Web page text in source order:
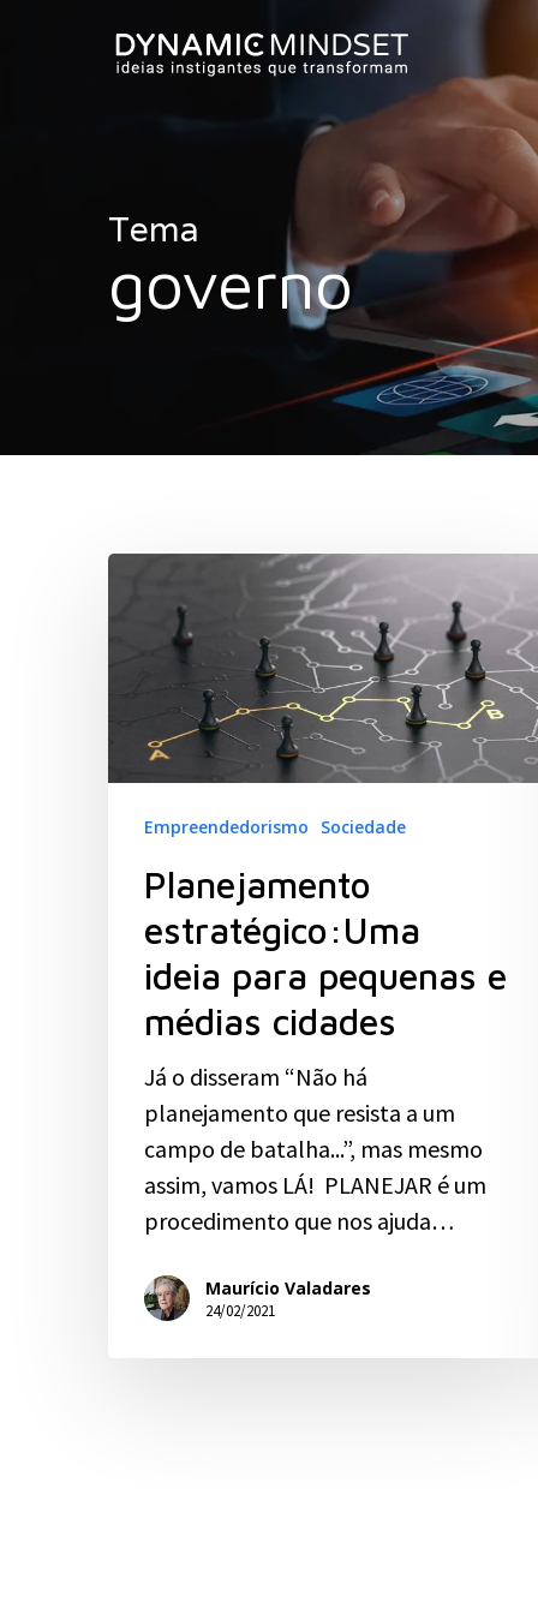
Hit enter to search or ESC to close
Tema
governo
Empreendedorismo Sociedade
Planejamento
estratégico:Uma
ideia para pequenas e
médias cidades
Já o disseram “Não há
planejamento que resista a um
campo de batalha...”, mas mesmo
assim, vamos LÁ! PLANEJAR é um
procedimento que nos ajuda…
Maurício Valadares
24/02/2021